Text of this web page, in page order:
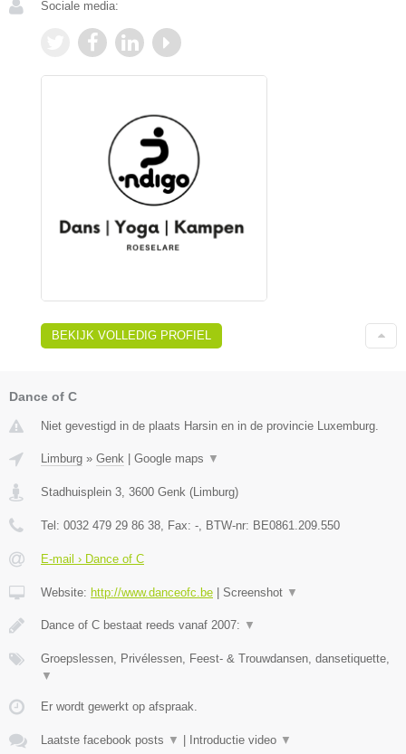
Sociale media:
BEKIJK VOLLEDIG PROFIEL
Dance of C
Niet gevestigd in de plaats Harsin en in de provincie Luxemburg.
Limburg » Genk | Google maps ▼
Stadhuisplein 3 3600 Genk (Limburg)
Tel: 0032 479 29 86 38 , Fax: - , BTW-nr: BE0861.209.550
E-mail › Dance of C
Website: http://www.danceofc.be | Screenshot ▼
Dance of C bestaat reeds vanaf 2007: ▼
Groepslessen, Privélessen, Feest- & Trouwdansen, dansetiquette,
▼
Er wordt gewerkt op afspraak.
Laatste facebook posts ▼ | Introductie video ▼